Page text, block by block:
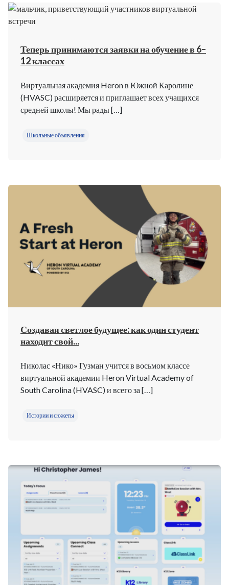
Теперь принимаются заявки на обучение в 6–
12 классах
Виртуальная академия Heron в Южной Каролине
(HVASC) расширяется и приглашает всех учащихся
средней школы! Мы рады […]
Школьные объявления
Создавая светлое будущее: как один студент
находит свой...
Николас «Нико» Гузман учится в восьмом классе
виртуальной академии Heron Virtual Academy of
South Carolina (HVASC) и всего за […]
Истории и сюжеты